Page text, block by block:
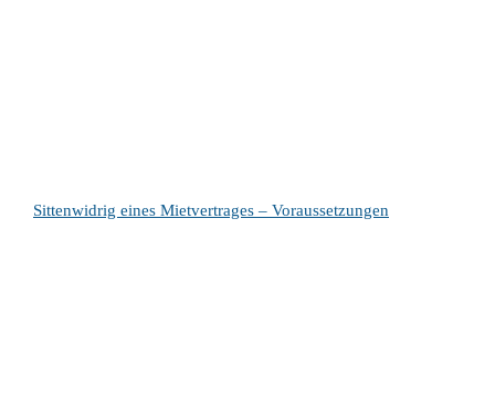
Sittenwidrig eines Mietvertrages – Voraussetzungen